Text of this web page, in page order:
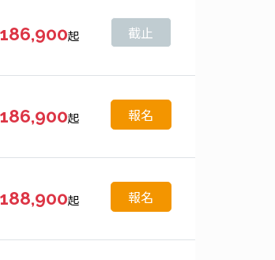
起 截止
起 報名
起 報名